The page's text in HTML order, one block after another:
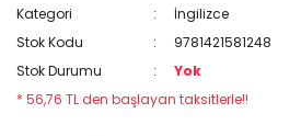
Kategori
İngilizce
Stok Kodu
9781421581248
Stok Durumu
Yok
* 56,76 TL den başlayan taksitlerle!!